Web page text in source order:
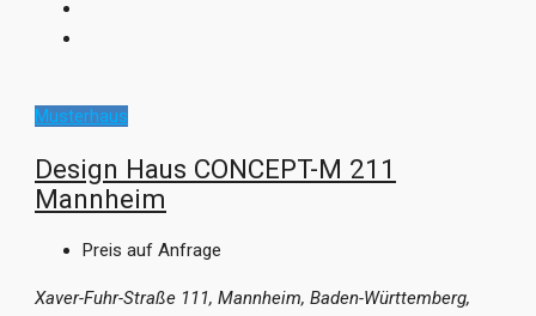
Musterhaus
Design Haus CONCEPT-M 211
Mannheim
Preis auf Anfrage
Xaver-Fuhr-Straße 111, Mannheim, Baden-Württemberg,